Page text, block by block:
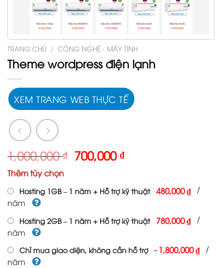
TRANG CHỦ / CÔNG NGHỆ - MÁY TÍNH
Theme wordpress điện lạnh
XEM TRANG WEB THỰC TẾ
1,000,000₫ Giá
gốc
1,000,000 ₫.
700,000₫Giá
là:
Thêm tùy chọn
Hosting 1GB – 1 năm + Hỗ trợ kỹ thuật 480,000 ₫ /
năm
Hosting 2GB – 1 năm + Hỗ trợ kỹ thuật 780,000 ₫ /
năm
Chỉ mua giao diện, không cần hỗ trợ -1,800,000 ₫ /
năm